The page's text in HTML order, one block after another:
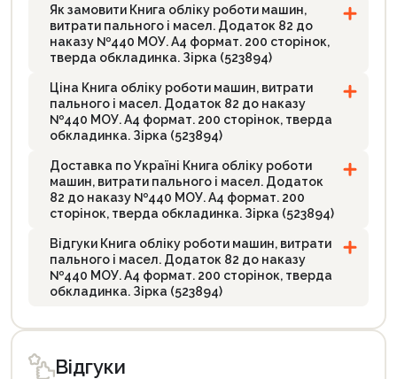
Як замовити Книга обліку роботи машин,
витрати пального і масел. Додаток 82 до
наказу №440 МОУ. А4 формат. 200 сторінок,
тверда обкладинка. Зірка (523894)
Ціна Книга обліку роботи машин, витрати
пального і масел. Додаток 82 до наказу
№440 МОУ. А4 формат. 200 сторінок, тверда
обкладинка. Зірка (523894)
Доставка по Україні Книга обліку роботи
машин, витрати пального і масел. Додаток
82 до наказу №440 МОУ. А4 формат. 200
сторінок, тверда обкладинка. Зірка (523894)
Відгуки Книга обліку роботи машин, витрати
пального і масел. Додаток 82 до наказу
№440 МОУ. А4 формат. 200 сторінок, тверда
обкладинка. Зірка (523894)
Відгуки
Продовжити покупки
Оформити замовлення